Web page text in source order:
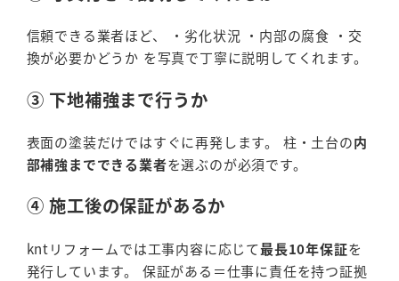
信頼できる業者ほど、 ・劣化状況 ・内部の腐食 ・交
換が必要かどうか を写真で丁寧に説明してくれます。
③ 下地補強まで行うか
表面の塗装だけではすぐに再発します。 柱・土台の内
部補強までできる業者を選ぶのが必須です。
④ 施工後の保証があるか
kntリフォームでは工事内容に応じて最長10年保証を
発行しています。 保証がある＝仕事に責任を持つ証拠